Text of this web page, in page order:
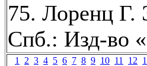
75. Лоренц Г.
Спб.: Изд-во
1 2 3 4 5 6 7 8 9 10 11 12